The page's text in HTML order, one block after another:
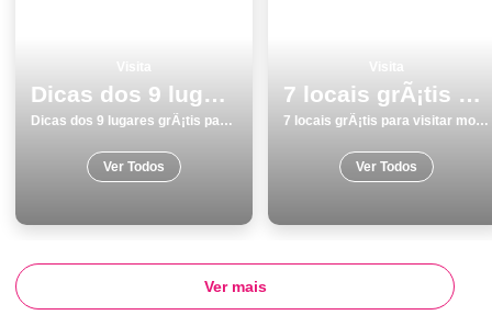
Dicas dos 9 lugares grÃ¡tis para visitar em Sesimbra
Dicas dos 9 lugares grÃ¡tis para visitar em Sesimbra
Ver Todos
7 locais grÃ¡tis para visitar monumentos no Porto
7 locais grÃ¡tis para visitar monumentos no Porto
Ver Todos
Ver mais